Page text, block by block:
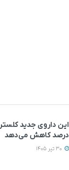
درصد کاهش می‌دهد